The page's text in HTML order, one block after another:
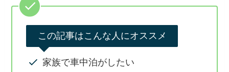
この記事はこんな人にオススメ
家族で車中泊がしたい